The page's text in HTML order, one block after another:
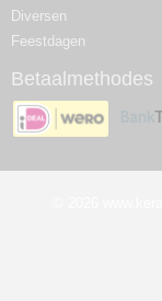
Diversen
Feestdagen
Betaalmethodes